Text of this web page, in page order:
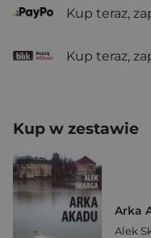
Kup teraz,
Kup teraz,
Kup w zestawie
Arka
Alek